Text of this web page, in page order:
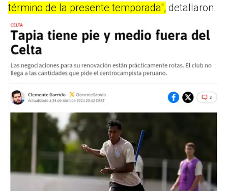
término de la presente temporada", detallaron.